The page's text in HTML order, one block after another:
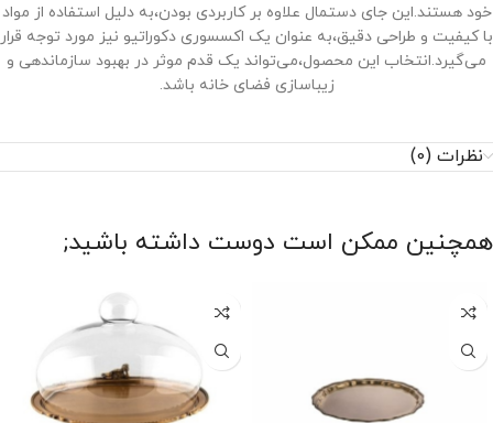
خود هستند.این جای دستمال علاوه بر کاربردی بودن،به دلیل استفاده از مواد
با کیفیت و طراحی دقیق،به عنوان یک اکسسوری دکوراتیو نیز مورد توجه قرار
می‌گیرد.انتخاب این محصول،می‌تواند یک قدم موثر در بهبود سازماندهی و
زیباسازی فضای خانه باشد.
نظرات (0)
همچنین ممکن است دوست داشته باشید;